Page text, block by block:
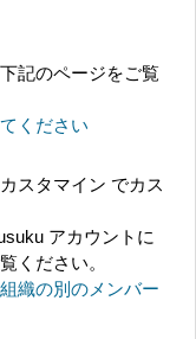
記のページをご覧
ください
スタマイン でカス
アカウントに
ください。
織の別のメンバー